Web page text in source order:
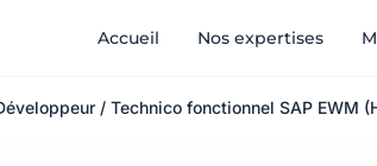
Accueil Nos expertises
/ Technico fonctionnel SAP EWM